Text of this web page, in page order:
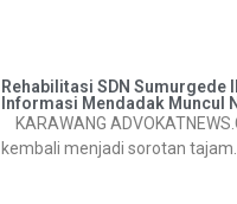
Rehabilitasi SDN Sumurgede
Informasi Mendadak Muncul
KARAWANG
kembali menjadi sorotan